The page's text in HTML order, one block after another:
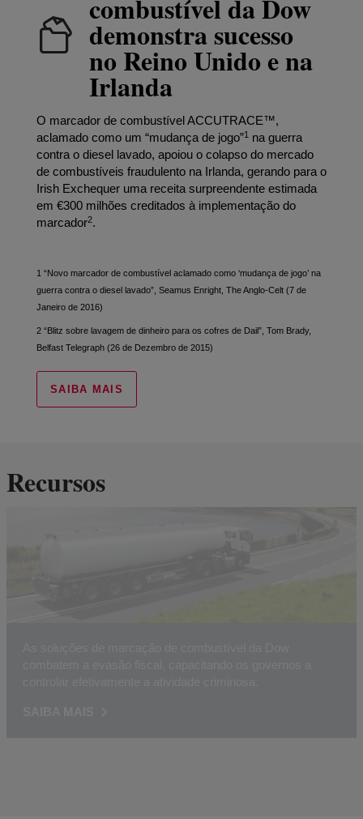
combustível da Dow
demonstra sucesso
no Reino Unido e na
Irlanda
O marcador de combustível ACCUTRACE™,
aclamado como um “mudança de jogo”1 na guerra
contra o diesel lavado, apoiou o colapso do mercado
de combustíveis fraudulento na Irlanda, gerando para o
Irish Exchequer uma receita surpreendente estimada
em €300 milhões creditados à implementação do
marcador2.
1 “Novo marcador de combustível aclamado como ‘mudança de jogo’ na
guerra contra o diesel lavado”, Seamus Enright, The Anglo-Celt (7 de
Janeiro de 2016)
2 “Blitz sobre lavagem de dinheiro para os cofres de Dail”, Tom Brady,
Belfast Telegraph (26 de Dezembro de 2015)
SAIBA MAIS
Recursos